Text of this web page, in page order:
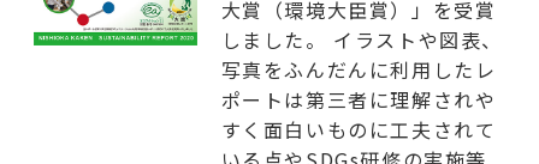
大賞（環境大臣賞）」を受賞
しました。 イラストや図表、
写真をふんだんに利用したレ
ポートは第三者に理解されや
すく面白いものに工夫されて